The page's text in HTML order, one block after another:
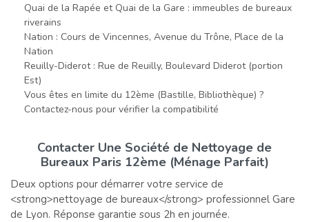
Quai de la Rapée et Quai de la Gare : immeubles de bureaux
riverains
Nation : Cours de Vincennes, Avenue du Trône, Place de la
Nation
Reuilly-Diderot : Rue de Reuilly, Boulevard Diderot (portion
Est)
Vous êtes en limite du 12ème (Bastille, Bibliothèque) ?
Contactez-nous pour vérifier la compatibilité
Contacter Une Société de Nettoyage de
Bureaux Paris 12ème (Ménage Parfait)
Deux options pour démarrer votre service de
<strong>nettoyage de bureaux</strong> professionnel Gare
de Lyon. Réponse garantie sous 2h en journée.